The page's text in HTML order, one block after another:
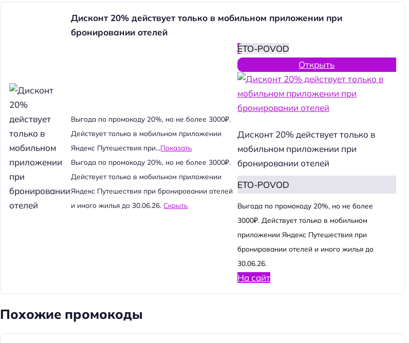
Дисконт 20% действует только в мобильном приложении при
бронировании отелей
Выгода по промокоду 20%, но не более 3000₽.
Действует только в мобильном приложении
Яндекс Путешествия при...Показать
Выгода по промокоду 20%, но не более 3000₽.
Действует только в мобильном приложении
Яндекс Путешествия при бронировании отелей
и иного жилья до 30.06.26.Скрыть
ETO-POVOD
Открыть
Дисконт 20% действует только в
мобильном приложении при
бронировании отелей
ETO-POVOD
Выгода по промокоду 20%, но не более
3000₽. Действует только в мобильном
приложении Яндекс Путешествия при
бронировании отелей и иного жилья до
30.06.26.
На сайт
Похожие промокоды